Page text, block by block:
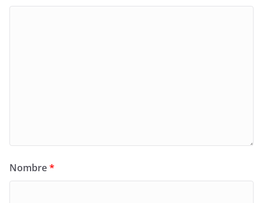
Nombre*